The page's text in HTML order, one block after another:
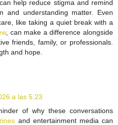
help reduce stigma and remind
and understanding matter. Even
like taking a quiet break with a
, can make a difference alongside
friends, family, or professionals.
and hope.
a las 5:23
of why these conversations
and entertainment media can